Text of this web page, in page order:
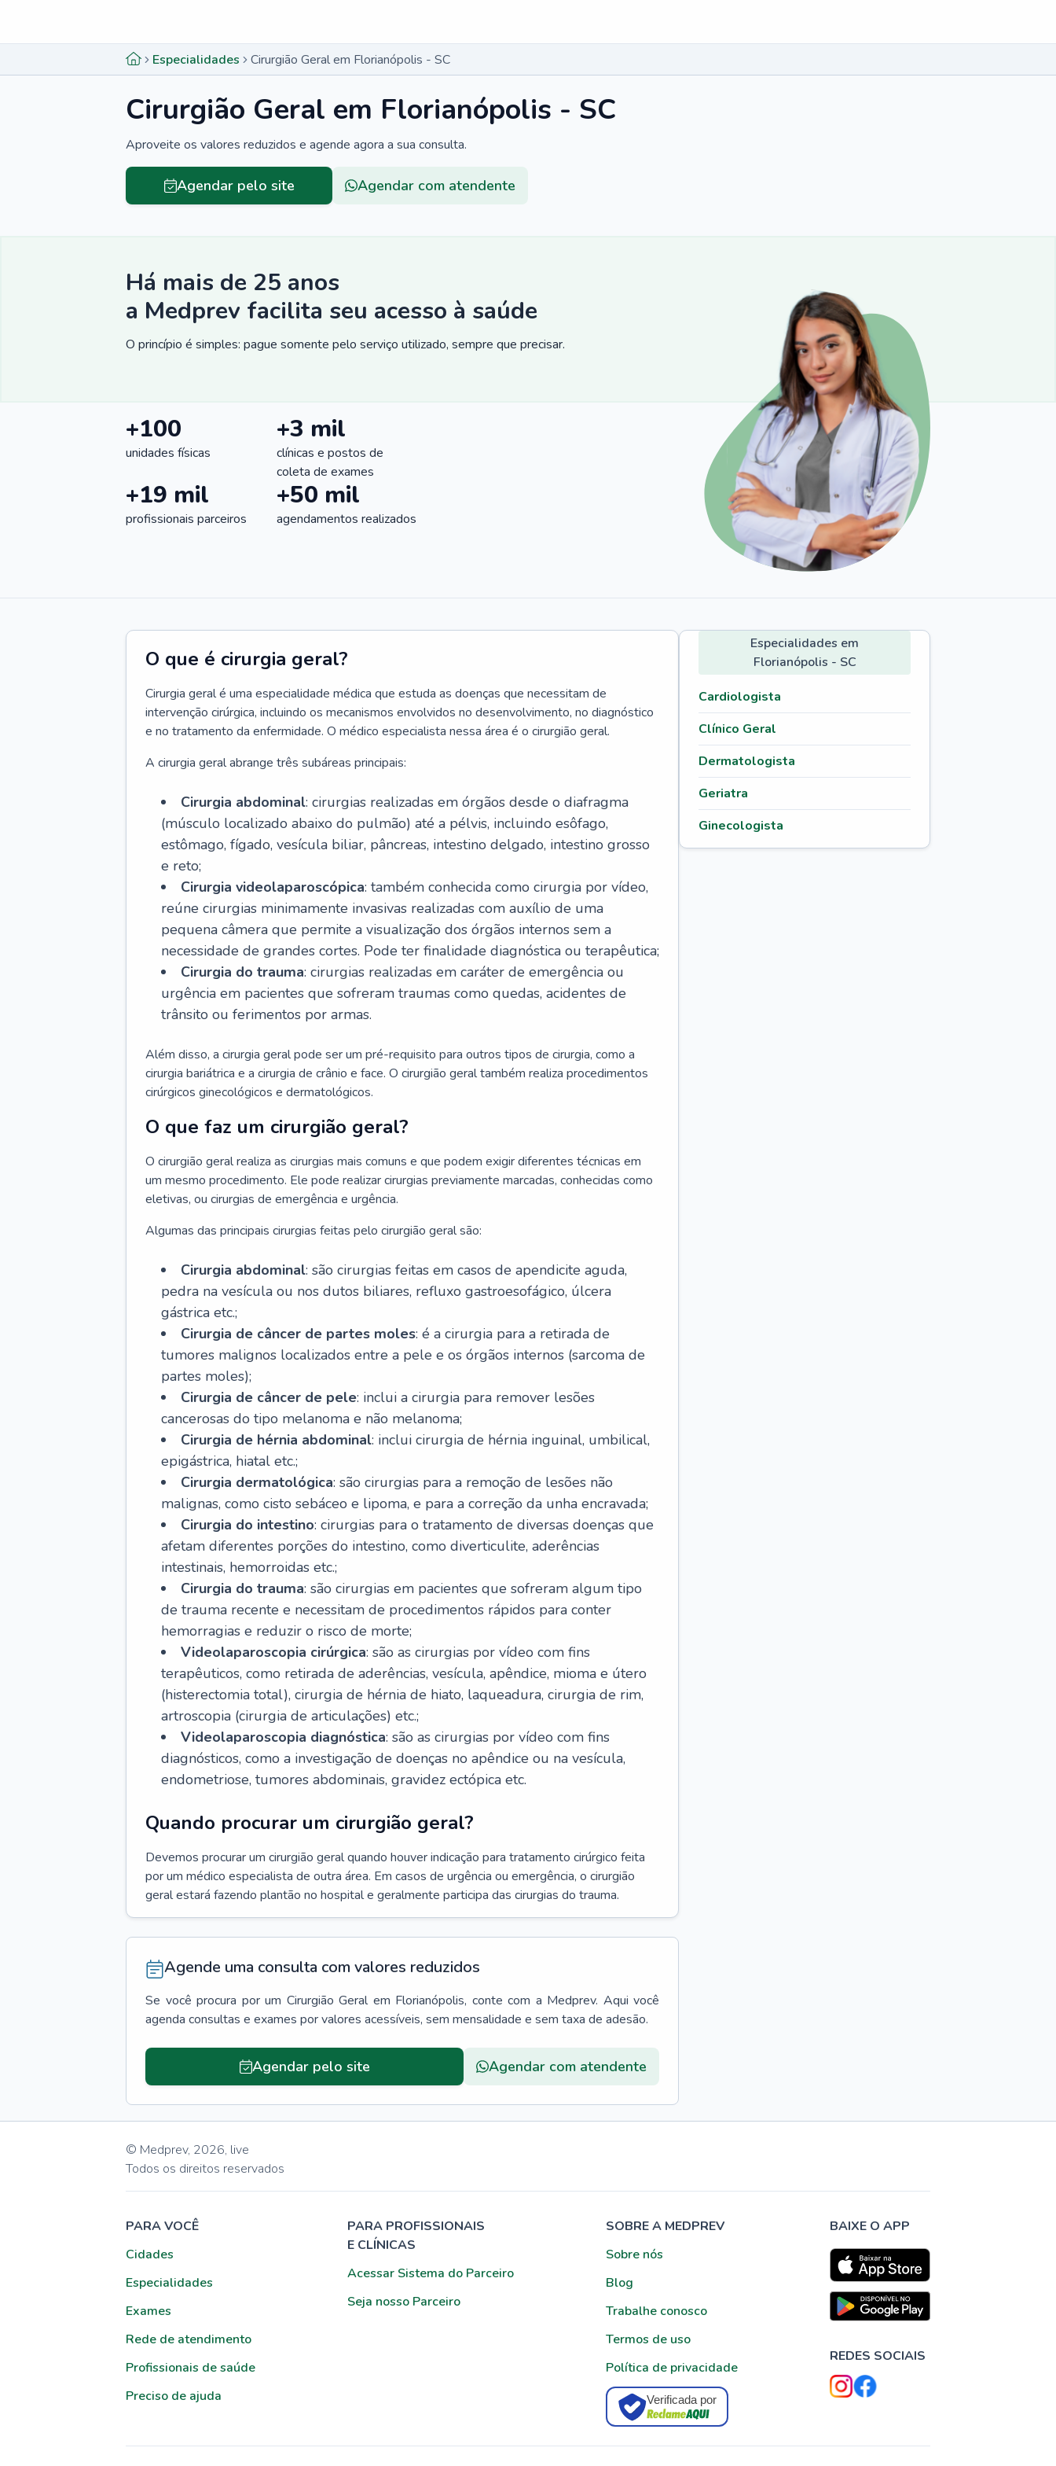
Especialidades Cirurgião Geral em Florianópolis - SC
Cirurgião Geral em Florianópolis - SC
Aproveite os valores reduzidos e agende agora a sua consulta.
Agendar pelo site Agendar com atendente
Há mais de 25 anos
a Medprev facilita seu acesso à saúde
O princípio é simples: pague somente pelo serviço utilizado, sempre que precisar.
+100
unidades físicas
+3 mil
clínicas e postos de
coleta de exames
+19 mil
profissionais parceiros
+50 mil
agendamentos realizados
O que é cirurgia geral?
Cirurgia geral é uma especialidade médica que estuda as doenças que necessitam de
intervenção cirúrgica, incluindo os mecanismos envolvidos no desenvolvimento, no diagnóstico
e no tratamento da enfermidade. O médico especialista nessa área é o cirurgião geral.
A cirurgia geral abrange três subáreas principais:
Cirurgia abdominal: cirurgias realizadas em órgãos desde o diafragma
(músculo localizado abaixo do pulmão) até a pélvis, incluindo esôfago,
estômago, fígado, vesícula biliar, pâncreas, intestino delgado, intestino grosso
e reto;
Cirurgia videolaparoscópica: também conhecida como cirurgia por vídeo,
reúne cirurgias minimamente invasivas realizadas com auxílio de uma
pequena câmera que permite a visualização dos órgãos internos sem a
necessidade de grandes cortes. Pode ter finalidade diagnóstica ou terapêutica;
Cirurgia do trauma: cirurgias realizadas em caráter de emergência ou
urgência em pacientes que sofreram traumas como quedas, acidentes de
trânsito ou ferimentos por armas.
Além disso, a cirurgia geral pode ser um pré-requisito para outros tipos de cirurgia, como a
cirurgia bariátrica e a cirurgia de crânio e face. O cirurgião geral também realiza procedimentos
cirúrgicos ginecológicos e dermatológicos.
O que faz um cirurgião geral?
O cirurgião geral realiza as cirurgias mais comuns e que podem exigir diferentes técnicas em
um mesmo procedimento. Ele pode realizar cirurgias previamente marcadas, conhecidas como
eletivas, ou cirurgias de emergência e urgência.
Algumas das principais cirurgias feitas pelo cirurgião geral são:
Cirurgia abdominal: são cirurgias feitas em casos de apendicite aguda,
pedra na vesícula ou nos dutos biliares, refluxo gastroesofágico, úlcera
gástrica etc.;
Cirurgia de câncer de partes moles: é a cirurgia para a retirada de
tumores malignos localizados entre a pele e os órgãos internos (sarcoma de
partes moles);
Cirurgia de câncer de pele: inclui a cirurgia para remover lesões
cancerosas do tipo melanoma e não melanoma;
Cirurgia de hérnia abdominal: inclui cirurgia de hérnia inguinal, umbilical,
epigástrica, hiatal etc.;
Cirurgia dermatológica: são cirurgias para a remoção de lesões não
malignas, como cisto sebáceo e lipoma, e para a correção da unha encravada;
Cirurgia do intestino: cirurgias para o tratamento de diversas doenças que
afetam diferentes porções do intestino, como diverticulite, aderências
intestinais, hemorroidas etc.;
Cirurgia do trauma: são cirurgias em pacientes que sofreram algum tipo
de trauma recente e necessitam de procedimentos rápidos para conter
hemorragias e reduzir o risco de morte;
Videolaparoscopia cirúrgica: são as cirurgias por vídeo com fins
terapêuticos, como retirada de aderências, vesícula, apêndice, mioma e útero
(histerectomia total), cirurgia de hérnia de hiato, laqueadura, cirurgia de rim,
artroscopia (cirurgia de articulações) etc.;
Videolaparoscopia diagnóstica: são as cirurgias por vídeo com fins
diagnósticos, como a investigação de doenças no apêndice ou na vesícula,
endometriose, tumores abdominais, gravidez ectópica etc.
Quando procurar um cirurgião geral?
Devemos procurar um cirurgião geral quando houver indicação para tratamento cirúrgico feita
por um médico especialista de outra área. Em casos de urgência ou emergência, o cirurgião
geral estará fazendo plantão no hospital e geralmente participa das cirurgias do trauma.
Agende uma consulta com valores reduzidos
Se você procura por um Cirurgião Geral em Florianópolis, conte com a Medprev. Aqui você
agenda consultas e exames por valores acessíveis, sem mensalidade e sem taxa de adesão.
Agendar pelo site Agendar com atendente
Especialidades em
Florianópolis - SC
Cardiologista
Clínico Geral
Dermatologista
Geriatra
Ginecologista
© Medprev, 2026, live
Todos os direitos reservados
PARA VOCÊ
Cidades
Especialidades
Exames
Rede de atendimento
Profissionais de saúde
Preciso de ajuda
PARA PROFISSIONAIS
E CLÍNICAS
Acessar Sistema do Parceiro
Seja nosso Parceiro
SOBRE A MEDPREV
Sobre nós
Blog
Trabalhe conosco
Termos de uso
Política de privacidade
Verificada por
BAIXE O APP
REDES SOCIAIS